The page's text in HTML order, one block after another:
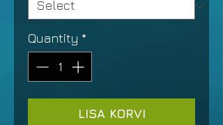
Quantity *
LISA KORVI